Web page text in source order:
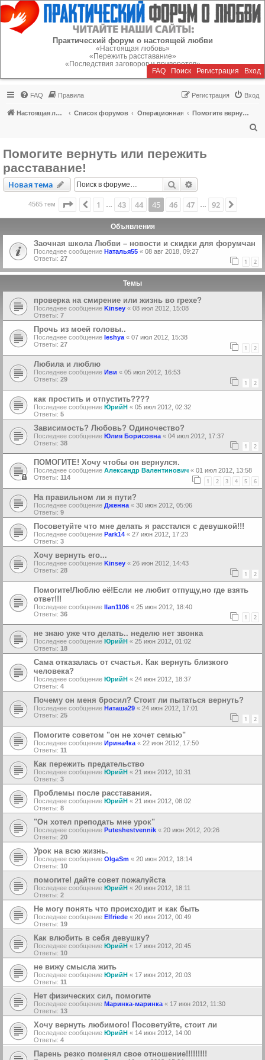
Регистрация
Практический форум о настоящей любви
«Настоящая любовь»
«Пережить расставание»
«Последствия заговоров и приворотов»
FAQ Поиск Регистрация Вход
FAQ Правила Вход
Регистрация
Настоящая любовь Список форумов Операционная
Помогите вернуть или пережить расставание!
Помогите вернуть или пережить
расставание!
Новая тема
Новаятема Поиск
4565 тем Страница 45из 92
Пред.
1 43 44 45 46 47 92
Объявления
Заочная школа Любви – новости и скидки для форумчан
Последнее сообщение Наталья55 « 08 авг 2018, 09:27
Ответы: 27 1 2
Темы
проверка на смирение или жизнь во грехе?
Последнее сообщение Kinsey « 08 июл 2012, 15:08
Ответы: 7
Прочь из моей головы..
Последнее сообщение Ieshya « 07 июл 2012, 15:38
Ответы: 27 1 2
Любила и люблю
Последнее сообщение Иви « 05 июл 2012, 16:53
Ответы: 29 1 2
как простить и отпустить????
Последнее сообщение ЮрийН « 05 июл 2012, 02:32
Ответы: 5
Зависимость? Любовь? Одиночество?
Последнее сообщение Юлия Борисовна « 04 июл 2012, 17:37
Ответы: 38 1 2
ПОМОГИТЕ! Хочу чтобы он вернулся.
Последнее сообщение Александр Валентинович « 01 июл 2012, 13:58
Ответы: 114 1 2 3 4 5 6
На правильном ли я пути?
Последнее сообщение Дженна « 30 июн 2012, 05:06
Ответы: 9
Посоветуйте что мне делать я расстался с девушкой!!!
Последнее сообщение Park14 « 27 июн 2012, 17:23
Ответы: 3
Хочу вернуть его...
Последнее сообщение Kinsey « 26 июн 2012, 14:43
Ответы: 28 1 2
Помогите!Люблю её!Если не любит отпущу,но где взять
ответ!!!
Последнее сообщение Ilan1106 « 25 июн 2012, 18:40
Ответы: 36 1 2
не знаю уже что делать.. неделю нет звонка
Последнее сообщение ЮрийН « 25 июн 2012, 01:02
Ответы: 18
Сама отказалась от счастья. Как вернуть близкого
человека?
Последнее сообщение ЮрийН « 24 июн 2012, 18:37
Ответы: 4
Почему он меня бросил? Стоит ли пытаться вернуть?
Последнее сообщение Наташа29 « 24 июн 2012, 17:01
Ответы: 25 1 2
Помогите советом "он не хочет семью"
Последнее сообщение Ирина4ка « 22 июн 2012, 17:50
Ответы: 11
Как пережить предательство
Последнее сообщение ЮрийН « 21 июн 2012, 10:31
Ответы: 3
Проблемы после расставания.
Последнее сообщение ЮрийН « 21 июн 2012, 08:02
Ответы: 8
"Он хотел преподать мне урок"
Последнее сообщение Puteshestvennik « 20 июн 2012, 20:26
Ответы: 20
Урок на всю жизнь.
Последнее сообщение OlgaSm « 20 июн 2012, 18:14
Ответы: 10
помогите! дайте совет пожалуйста
Последнее сообщение ЮрийН « 20 июн 2012, 18:11
Ответы: 2
Не могу понять что происходит и как быть
Последнее сообщение Elfriede « 20 июн 2012, 00:49
Ответы: 19
Как влюбить в себя девушку?
Последнее сообщение ЮрийН « 17 июн 2012, 20:45
Ответы: 10
не вижу смысла жить
Последнее сообщение ЮрийН « 17 июн 2012, 20:03
Ответы: 11
Нет физических сил, помогите
Последнее сообщение Маринка-маринка « 17 июн 2012, 11:30
Ответы: 13
Хочу вернуть любимого! Посоветуйте, стоит ли
Последнее сообщение ЮрийН « 14 июн 2012, 14:00
Ответы: 4
Парень резко поменял свое отношение!!!!!!!!!